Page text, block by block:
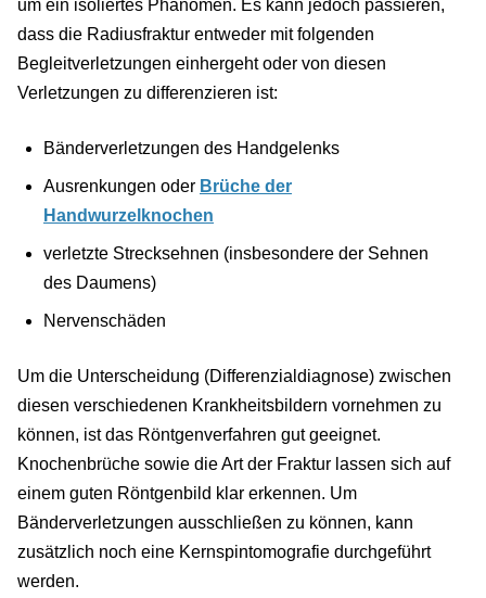
um ein isoliertes Phänomen. Es kann jedoch passieren,
dass die Radiusfraktur entweder mit folgenden
Begleitverletzungen einhergeht oder von diesen
Verletzungen zu differenzieren ist:
Bänderverletzungen des Handgelenks
Ausrenkungen oder Brüche der
Handwurzelknochen
verletzte Strecksehnen (insbesondere der Sehnen
des Daumens)
Nervenschäden
Um die Unterscheidung (Differenzialdiagnose) zwischen
diesen verschiedenen Krankheitsbildern vornehmen zu
können, ist das Röntgenverfahren gut geeignet.
Knochenbrüche sowie die Art der Fraktur lassen sich auf
einem guten Röntgenbild klar erkennen. Um
Bänderverletzungen ausschließen zu können, kann
zusätzlich noch eine Kernspintomografie durchgeführt
werden.